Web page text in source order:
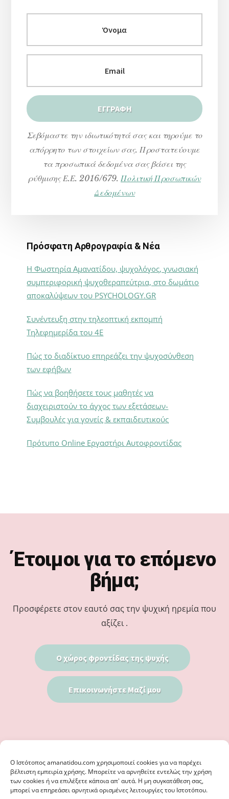
Ο Iστότοπος amanatidou.com χρησιμοποιεί cookies για να παρέχει
βέλτιστη εμπειρία χρήσης. Μπορείτε να αρνηθείτε εντελώς την χρήση
των cookies ή να επιλέξετε κάποια απ' αυτά. Η μη συγκατάθεση σας,
μπορεί να επηρεάσει αρνητικά ορισμένες λειτουργίες του Ιστοτόπου.
Σεβόμαστε την ιδιωτικότητά σας και τηρούμε το
απόρρητο των στοιχείων σας. Προστατεύουμε
τα προσωπικά δεδομένα σας βάσει της
ρύθμισης Ε.Ε. 2016/679. Πολιτική Προσωπικών
Δεδομένων
Πρόσφατη Αρθρογραφία & Νέα
Η Φωστηρία Αμανατίδου, ψυχολόγος, γνωσιακή
συμπεριφορική ψυχοθεραπεύτρια, στο δωμάτιο
αποκαλύψεων του PSYCHOLOGY.GR
Συνέντευξη στην τηλεοπτική εκπομπή
Τηλεφημερίδα του 4Ε
Πώς το διαδίκτυο επηρεάζει την ψυχοσύνθεση
των εφήβων
Πώς να βοηθήσετε τους μαθητές να
διαχειριστούν το άγχος των εξετάσεων-
Συμβουλές για γονείς & εκπαιδευτικούς
Πρότυπο Online Εργαστήρι Αυτοφροντίδας
Έτοιμοι για το επόμενο
βήμα;
Προσφέρετε στον εαυτό σας την ψυχική ηρεμία που
αξίζει .
Ο χώρος φροντίδας της ψυχής
Επικοινωνήστε Μαζί μου